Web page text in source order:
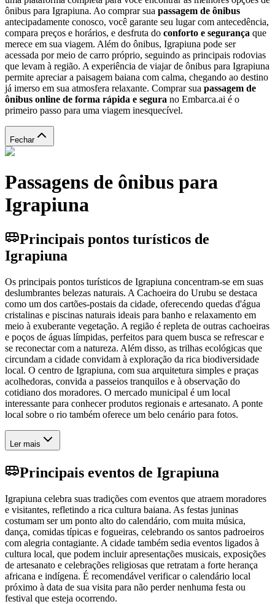
ônibus para Igrapiuna. Ao comprar sua passagem de ônibus
antecipadamente conosco, você garante seu lugar com antecedência,
compara preços e horários, e desfruta do conforto e segurança que
merece em sua viagem. Além do ônibus, Igrapiuna pode ser
acessada por meio de carro próprio, seguindo as principais rodovias
que levam à região. A experiência de viajar de ônibus para Igrapiuna
permite apreciar a paisagem baiana com calma, chegando ao destino
já imerso em sua atmosfera relaxante. Comprar sua passagem de
ônibus online de forma rápida e segura no Embarca.ai é o
primeiro passo para uma viagem inesquecível.
Fechar
Passagens de ônibus para
Igrapiuna
Principais pontos turísticos de
Igrapiuna
Os principais pontos turísticos de Igrapiuna concentram-se em suas
deslumbrantes belezas naturais. A Cachoeira do Urubu se destaca
como um dos cartões-postais da cidade, oferecendo quedas d'água
cristalinas e piscinas naturais ideais para banho e relaxamento em
meio à exuberante vegetação. A região é repleta de outras cachoeiras
e poços de águas límpidas, perfeitos para quem busca se refrescar e
se reconectar com a natureza. Além disso, as trilhas ecológicas que
circundam a cidade convidam à exploração da rica biodiversidade
local. O centro de Igrapiuna, com sua arquitetura simples e praças
acolhedoras, convida a passeios tranquilos e à observação do
cotidiano dos moradores. O mercado municipal é um local
interessante para conhecer produtos regionais e artesanato. A ponte
local sobre o rio também oferece um belo cenário para fotos.
Ler mais
Principais eventos de Igrapiuna
Igrapiuna celebra suas tradições com eventos que atraem moradores
e visitantes, refletindo a rica cultura baiana. As festas juninas
costumam ser um ponto alto do calendário, com muita música,
dança, comidas típicas e fogueiras, celebrando os santos padroeiros
com alegria contagiante. A cidade também sedia eventos ligados à
cultura local, que podem incluir apresentações musicais, exposições
de artesanato e celebrações religiosas que retratam a forte herança
africana e indígena. É recomendável verificar o calendário local
próximo à data de sua visita para não perder nenhuma festa ou
festival que esteja ocorrendo.